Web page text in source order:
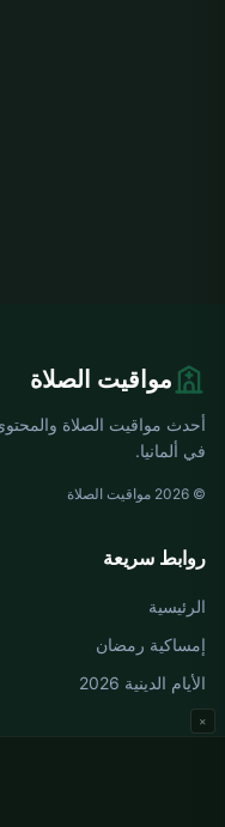
×
مواقيت الصلاة
أحدث مواقيت الصلاة
في ألمانيا.
© 2026 مواقيت الصلاة
روابط سريعة
الرئيسية
إمساكية رمضان
الأيام الدينية 2026